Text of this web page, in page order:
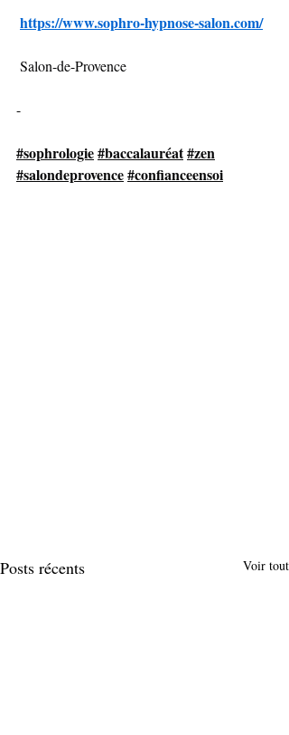
https://www.sophro-hypnose-salon.com/
Salon-de-Provence
-
#sophrologie#baccalauréat#zen
#salondeprovence#confianceensoi
Posts récents Voir tout